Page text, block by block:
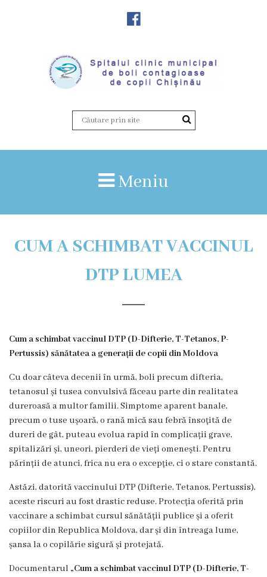
instituției
Vicedirector
vacante
Calitate
Regulamente
Istorii
de
succes
Secții
Unitatea
primiri
Meniu
CUM A SCHIMBAT VACCINUL
DTP LUMEA
Cum a schimbat vaccinul DTP (D-Difterie, T-Tetanos, P-
Pertussis) sănătatea a generații de copii din Moldova
Cu doar câteva decenii în urmă, boli precum difteria,
tetanosul și tusea convulsivă făceau parte din realitatea
dureroasă a multor familii. Simptome aparent banale,
precum o tuse ușoară, o rană mică sau febră însoțită de
dureri de gât, puteau evolua rapid în complicații grave,
spitalizări și, uneori, pierderi de vieți omenești. Pentru
părinții de atunci, frica nu era o excepție, ci o stare constantă.
Astăzi, datorită vaccinului DTP (Difterie, Tetanos, Pertussis),
aceste riscuri au fost drastic reduse. Protecția oferită prin
vaccinare a schimbat cursul sănătății publice și a oferit
copiilor din Republica Moldova, dar și din întreaga lume,
șansa la o copilărie sigură și protejată.
Documentarul „Cum a schimbat vaccinul DTP (D-Difterie, T-